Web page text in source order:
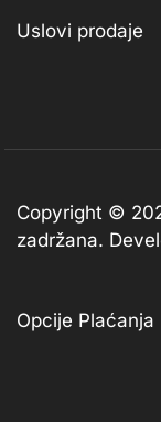
Uslovi prodaje
Copyright ©
zadržana.
Opcije Plaćanja